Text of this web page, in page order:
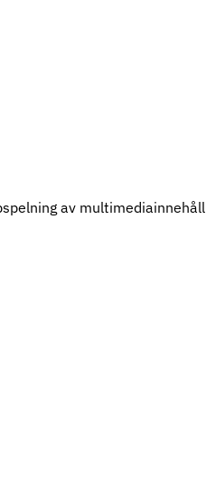
av multimediainnehåll